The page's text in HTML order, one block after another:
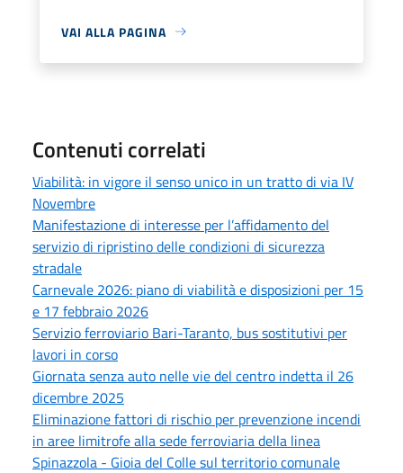
VAI ALLA PAGINA
Contenuti correlati
Viabilità: in vigore il senso unico in un tratto di via IV
Novembre
Manifestazione di interesse per l’affidamento del
servizio di ripristino delle condizioni di sicurezza
stradale
Carnevale 2026: piano di viabilità e disposizioni per 15
e 17 febbraio 2026
Servizio ferroviario Bari-Taranto, bus sostitutivi per
lavori in corso
Giornata senza auto nelle vie del centro indetta il 26
dicembre 2025
Eliminazione fattori di rischio per prevenzione incendi
in aree limitrofe alla sede ferroviaria della linea
Spinazzola - Gioia del Colle sul territorio comunale